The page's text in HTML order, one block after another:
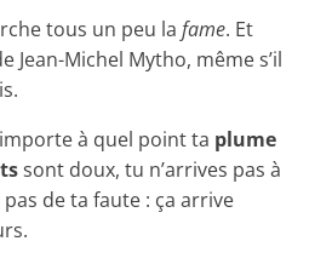
tous un peu la fame. Et
Jean-Michel Mytho, même s’il
à quel point ta plume
sont doux, tu n’arrives pas à
pas de ta faute : ça arrive